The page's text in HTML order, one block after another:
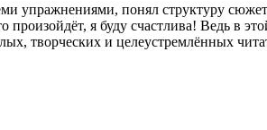
упражнениями, понял структуру
я буду счастлива! Ведь в
творческих и целеустремлённых